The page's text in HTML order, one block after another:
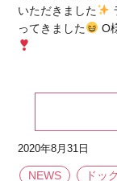
いただきました
ってきました
O
2020年8月31日
NEWS ドッ